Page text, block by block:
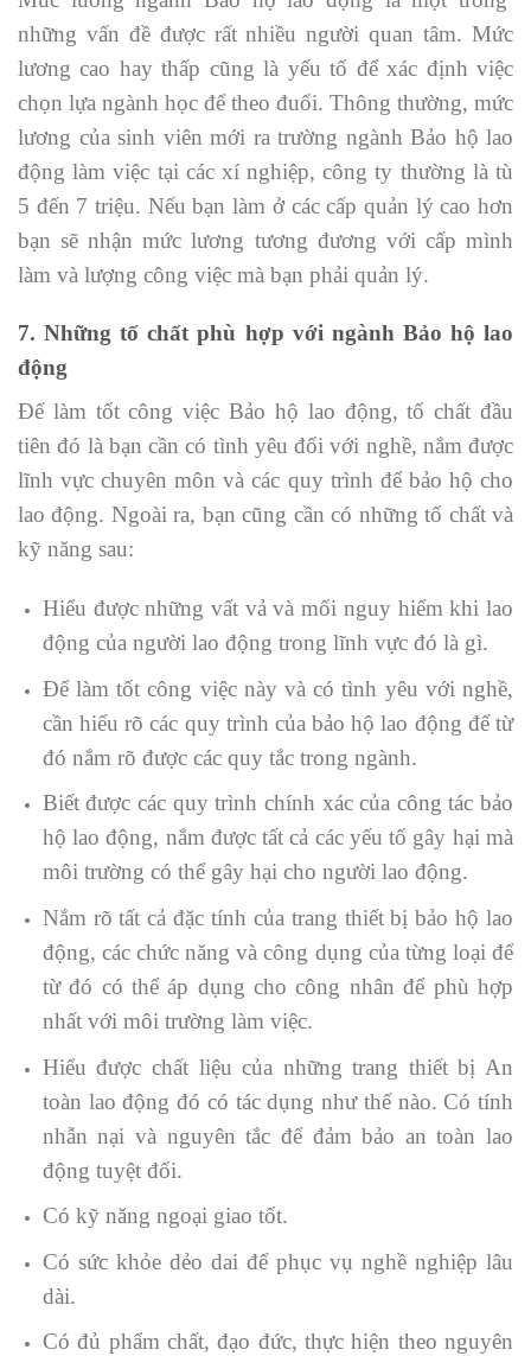
những vấn đề được rất nhiều người quan tâm. Mức
lương cao hay thấp cũng là yếu tố để xác định việc
chọn lựa ngành học để theo đuổi. Thông thường, mức
lương của sinh viên mới ra trường ngành Bảo hộ lao
động làm việc tại các xí nghiệp, công ty thường là tù
5 đến 7 triệu. Nếu bạn làm ở các cấp quản lý cao hơn
bạn sẽ nhận mức lương tương đương với cấp mình
làm và lượng công việc mà bạn phải quản lý.
7. Những tố chất phù hợp với ngành Bảo hộ lao
động
Để làm tốt công việc Bảo hộ lao động, tố chất đầu
tiên đó là bạn cần có tình yêu đối với nghề, nắm được
lĩnh vực chuyên môn và các quy trình để bảo hộ cho
lao động. Ngoài ra, bạn cũng cần có những tố chất và
kỹ năng sau:
Hiểu được những vất vả và mối nguy hiểm khi lao
động của người lao động trong lĩnh vực đó là gì.
Để làm tốt công việc này và có tình yêu với nghề,
cần hiểu rõ các quy trình của bảo hộ lao động để từ
đó nắm rõ được các quy tắc trong ngành.
Biết được các quy trình chính xác của công tác bảo
hộ lao động, nắm được tất cả các yếu tố gây hại mà
môi trường có thể gây hại cho người lao động.
Nắm rõ tất cả đặc tính của trang thiết bị bảo hộ lao
động, các chức năng và công dụng của từng loại để
từ đó có thể áp dụng cho công nhân để phù hợp
nhất với môi trường làm việc.
Hiểu được chất liệu của những trang thiết bị An
toàn lao động đó có tác dụng như thế nào. Có tính
nhẫn nại và nguyên tắc để đảm bảo an toàn lao
động tuyệt đối.
Có kỹ năng ngoại giao tốt.
Có sức khỏe dẻo dai để phục vụ nghề nghiệp lâu
dài.
Có đủ phẩm chất, đạo đức, thực hiện theo nguyên